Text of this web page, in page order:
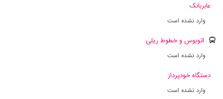
عابربانک
وارد نشده است
اتوبوس و خطوط ریلی
وارد نشده است
دستگاه خودپرداز
وارد نشده است